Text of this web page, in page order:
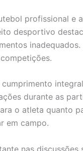
profissional e
desportivo
inadequados.
durante as
o atleta quanto
em campo.
nas discussões